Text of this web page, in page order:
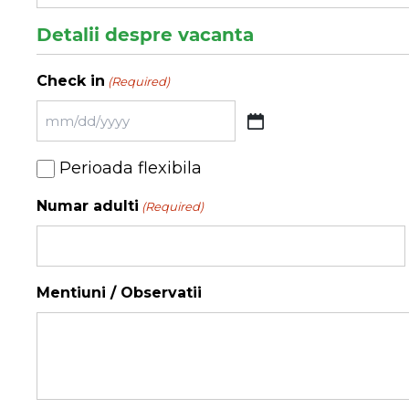
Detalii despre vacanta
Check in (Required)
MM
slash
DD
slash
YYYY
Perioada
Perioada flexibila
Numar adulti (Required)
Mentiuni / Observatii